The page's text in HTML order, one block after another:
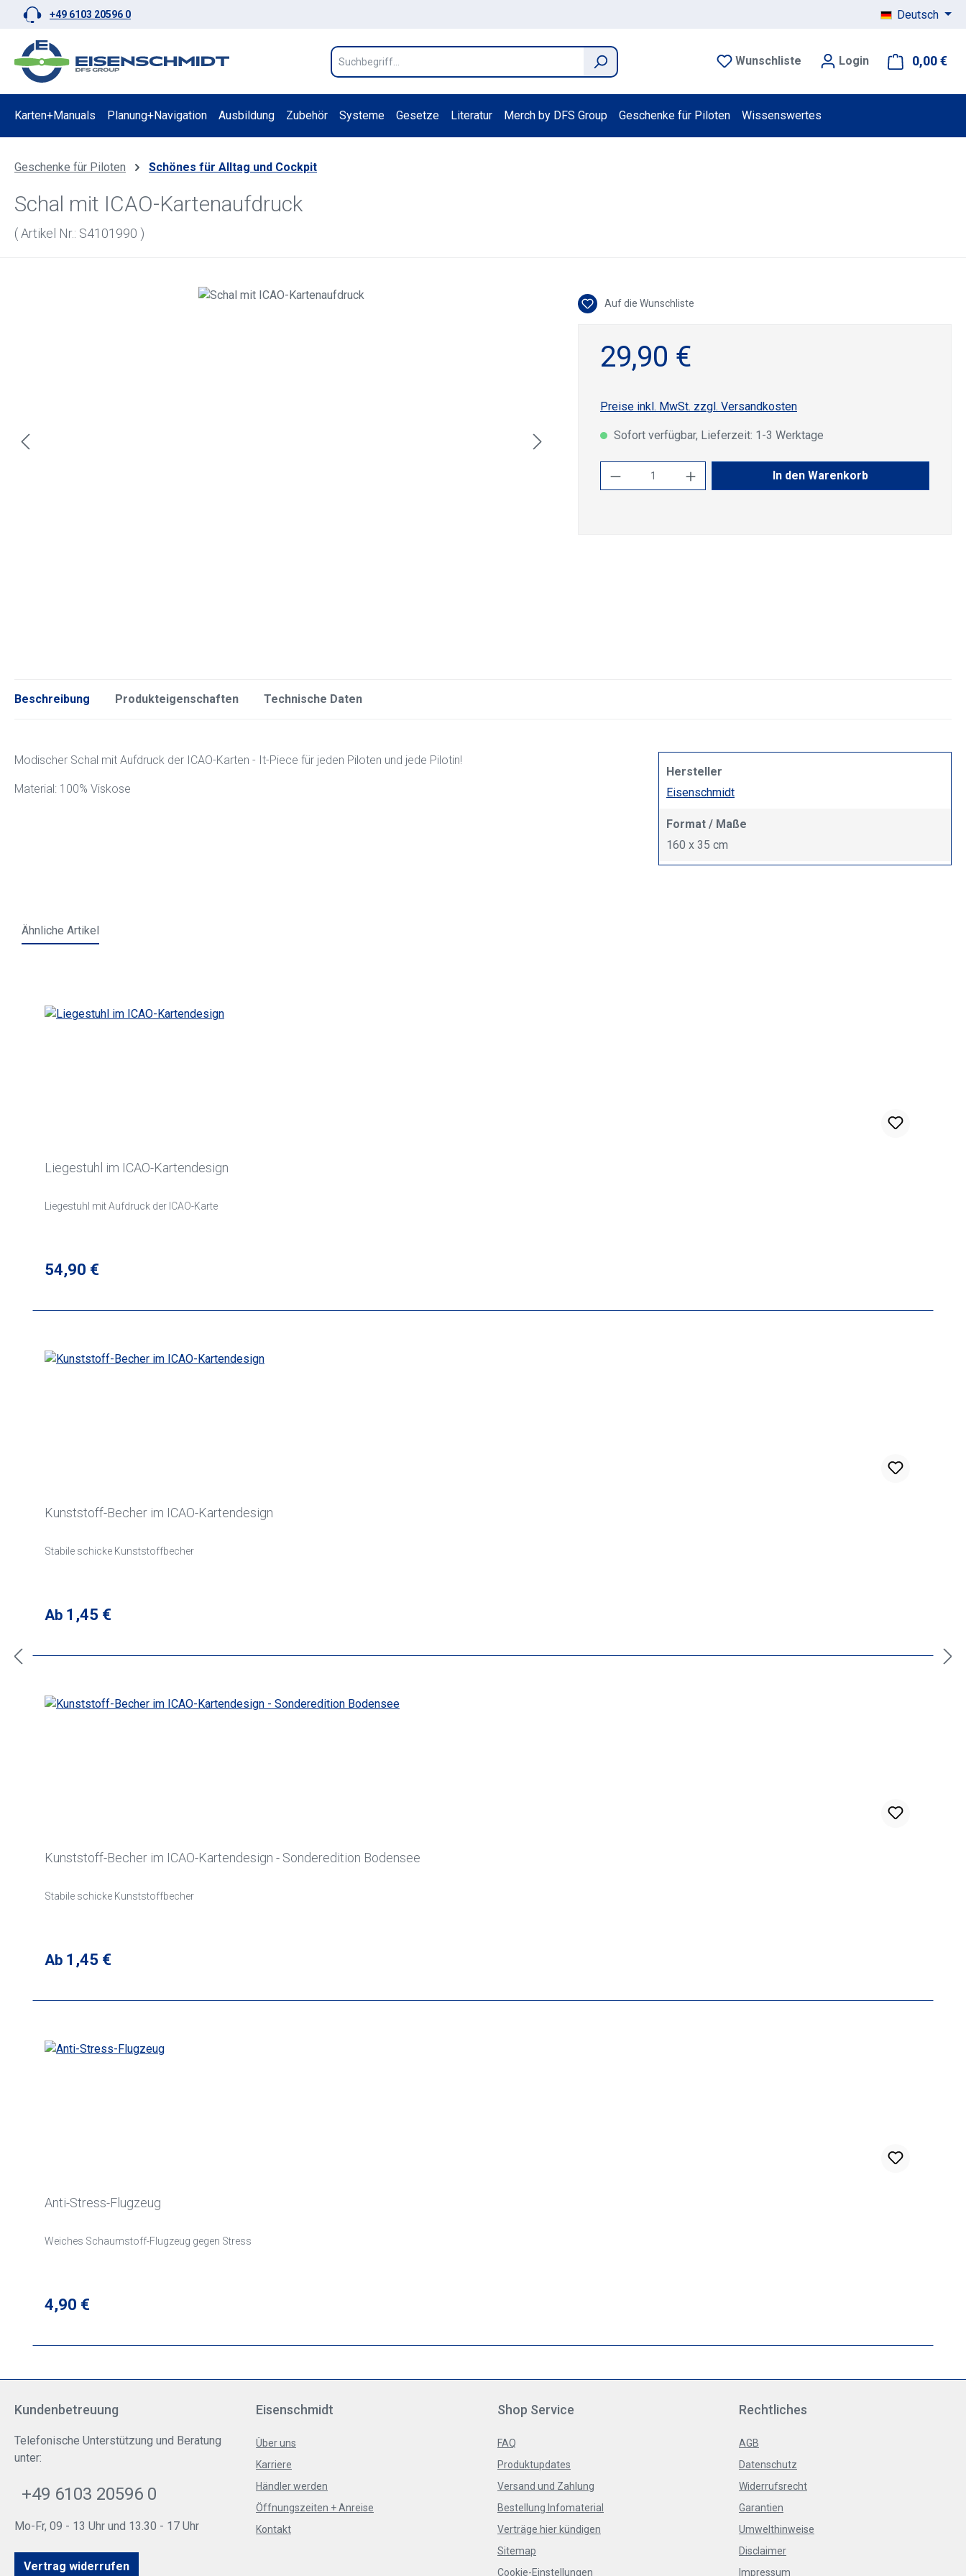
Hauptinhalt springen
Zur Suche springen
Zur Hauptnavigation springen
+49 6103 20596 0 Deutsch
Wunschliste Login 0,00 €
Karten+Manuals Planung+Navigation Ausbildung Zubehör Systeme Gesetze Literatur Merch by DFS Group Geschenke für Piloten Wissenswertes
Geschenke für Piloten Schönes für Alltag und Cockpit
Schal mit ICAO-Kartenaufdruck
( Artikel Nr.: S4101990 )
Auf die Wunschliste
29,90 €
Preise inkl. MwSt. zzgl. Versandkosten
Sofort verfügbar, Lieferzeit: 1-3 Werktage
Produkt Anzahl: Gib den gewünschten Wert
In den Warenkorb
Beschreibung Produkteigenschaften Technische Daten
Modischer Schal mit Aufdruck der ICAO-Karten - It-Piece für jeden Piloten und jede Pilotin!
Material: 100% Viskose
Hersteller
Eisenschmidt
Format / Maße
160 x 35 cm
Ähnliche Artikel
Liegestuhl im ICAO-Kartendesign
Liegestuhl mit Aufdruck der ICAO-Karte
Regulärer Preis:
54,90 €
Kunststoff-Becher im ICAO-Kartendesign
Stabile schicke Kunststoffbecher
Regulärer Preis:
Ab 1,45 €
Kunststoff-Becher im ICAO-Kartendesign - Sonderedition Bodensee
Stabile schicke Kunststoffbecher
Regulärer Preis:
Ab 1,45 €
Anti-Stress-Flugzeug
Weiches Schaumstoff-Flugzeug gegen Stress
Regulärer Preis:
4,90 €
Kundenbetreuung
Telefonische Unterstützung und Beratung
unter:
+49 6103 20596 0
Mo-Fr, 09 - 13 Uhr und 13.30 - 17 Uhr
Vertrag widerrufen
Eisenschmidt
Über uns
Karriere
Händler werden
Öffnungszeiten + Anreise
Kontakt
Shop Service
FAQ
Produktupdates
Versand und Zahlung
Bestellung Infomaterial
Verträge hier kündigen
Sitemap
Cookie-Einstellungen
Rechtliches
AGB
Datenschutz
Widerrufsrecht
Garantien
Umwelthinweise
Disclaimer
Impressum